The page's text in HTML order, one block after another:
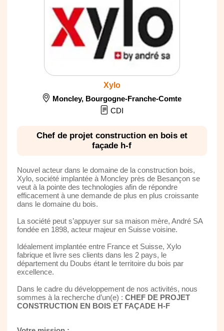
Xylo
Moncley, Bourgogne-Franche-Comte
CDI
Chef de projet construction en bois et
façade h-f
Nouvel acteur dans le domaine de la construction bois,
Xylo, société implantée à Moncley près de Besançon se
veut à la pointe des technologies afin de répondre
efficacement à une demande de plus en plus croissante
dans le domaine du bois.
La société peut s’appuyer sur sa maison mère, André SA
fondée en 1898, acteur majeur en Suisse voisine.
Idéalement implantée entre France et Suisse, Xylo
fabrique et livre ses clients dans les 2 pays, le
département du Doubs étant le territoire du bois par
excellence.
Dans le cadre du développement de nos activités, nous
sommes à la recherche d’un(e) : CHEF DE PROJET
CONSTRUCTION EN BOIS ET FAÇADE H-F